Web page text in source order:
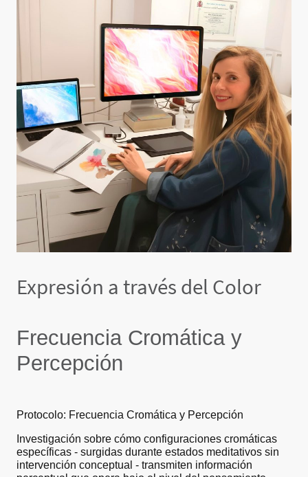
Expresión a través del Color
Frecuencia Cromática y
Percepción
Protocolo: Frecuencia Cromática y Percepción
Investigación sobre cómo configuraciones cromáticas
específicas - surgidas durante estados meditativos sin
intervención conceptual - transmiten información